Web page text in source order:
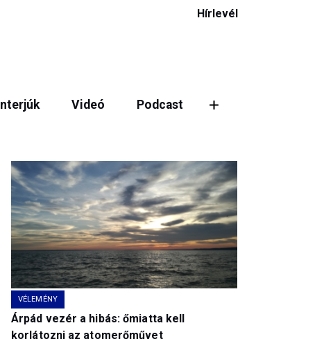
Hírlevél
Interjúk Videó Podcast
VÉLEMÉNY
Árpád vezér a hibás: őmiatta kell
korlátozni az atomerőművet